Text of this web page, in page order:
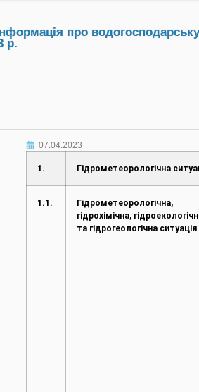
про
р.
07.04.2023
1. Гідрометеорологічна
1.1.
Гідрометеорологічна,
гідрохімічна,
та гідрогеологічна ситуація